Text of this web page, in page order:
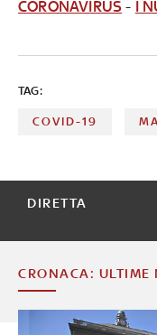
CORONAVIRUS - I
TAG:
COVID-19
DIRETTA
CRONACA: ULTIME